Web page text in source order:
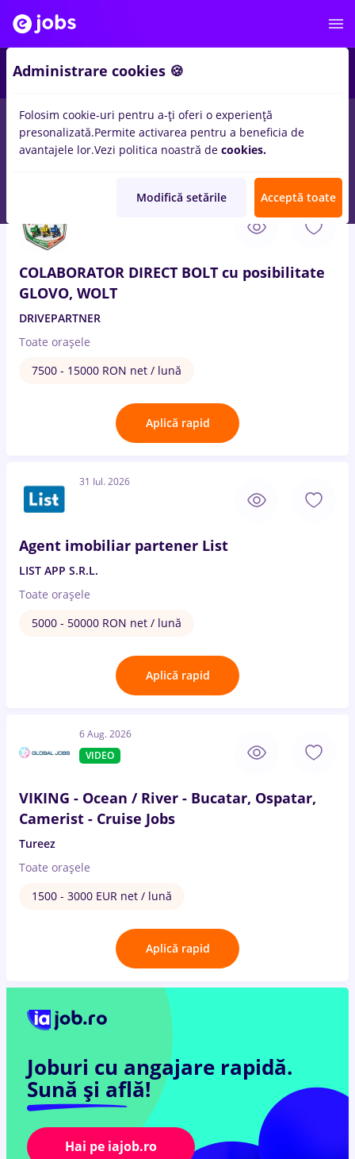
Salarii Fără experiență Entry-Level (< 2 ani)
COLABORATOR DIRECT BOLT cu posibilitate
GLOVO, WOLT
DRIVEPARTNER
Toate oraşele
7500 - 15000 RON net / lună
Aplică rapid
31 Iul. 2026
Agent imobiliar partener List
LIST APP S.R.L.
Toate oraşele
5000 - 50000 RON net / lună
Aplică rapid
6 Aug. 2026
VIDEO
VIKING - Ocean / River - Bucatar, Ospatar,
Camerist - Cruise Jobs
Tureez
Toate oraşele
1500 - 3000 EUR net / lună
Aplică rapid
Joburi cu angajare rapidă.
Sună și află!
Hai pe iajob.ro
Administrare cookies 🍪
Folosim cookie-uri pentru a-ți oferi o experiență
presonalizată.Permite activarea pentru a beneficia de
avantajele lor.Vezi politica noastră de cookies.
Modifică setările Acceptă toate